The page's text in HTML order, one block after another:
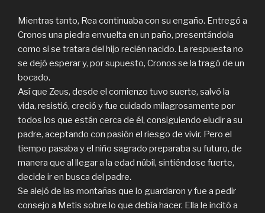
Mientras tanto, Rea continuaba con su engaño. Entregó a
Cronos una piedra envuelta en un paño, presentándola
como si se tratara del hijo recién nacido. La respuesta no
se dejó esperar y, por supuesto, Cronos se la tragó de un
bocado.
Así que Zeus, desde el comienzo tuvo suerte, salvó la
vida, resistió, creció y fue cuidado milagrosamente por
todos los que están cerca de él, consiguiendo eludir a su
padre, aceptando con pasión el riesgo de vivir. Pero el
tiempo pasaba y el niño sagrado preparaba su futuro, de
manera que al llegar a la edad núbil, sintiéndose fuerte,
decide ir en busca del padre.
Se alejó de las montañas que lo guardaron y fue a pedir
consejo a Metis sobre lo que debía hacer. Ella le incitó a